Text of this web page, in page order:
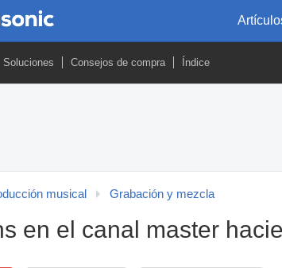
Soluciones Consejos de compra Índice
musical Grabación y mezcla
en el canal master